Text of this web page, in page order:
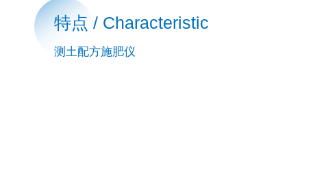
特点 / Characteristic
测土配方施肥仪